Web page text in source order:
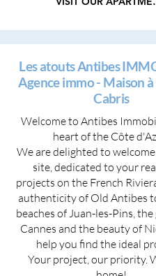
Les atouts Antibes
Agence immo - Maison
Cabris
Welcome to Antibes
heart of the Côte
We are delighted to
site, dedicated to your
projects on the French
authenticity of Old Antibes
beaches of Juan-les-Pins,
Cannes and the beauty of
help you find the ideal
Your project, our priority.